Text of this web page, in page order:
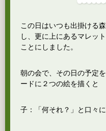
この日はいつも出掛ける
し、更に上にあるマレッ
ことにしました。
朝の会で、その日の予定
ードに２つの絵を描くと
子：「何それ？」と口々に